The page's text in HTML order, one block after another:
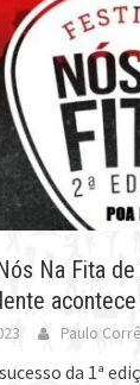
Na Fita
Paulo
da 1ª